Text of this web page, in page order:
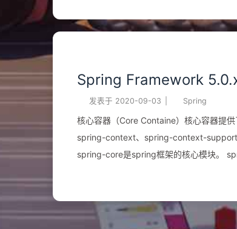
者，后续不进行管理（不参与后续步骤） 执行@PreDestory标注的方法 调⽤DisposableBean的destory⽅法 调⽤属性配置的销
Spring Framework
发表于 2020-09-03 Spring
核心容器（Core Containe）核心容器提
spring-context、spring-context-
spring-core是spring框架的核心模块。 spring-core提供了框架的基本组成部分，包括控制翻转(Inversion of Control, IOC)和依
BeanFactory容器实例化后并不会自动
依赖关系的装配。 spring ...